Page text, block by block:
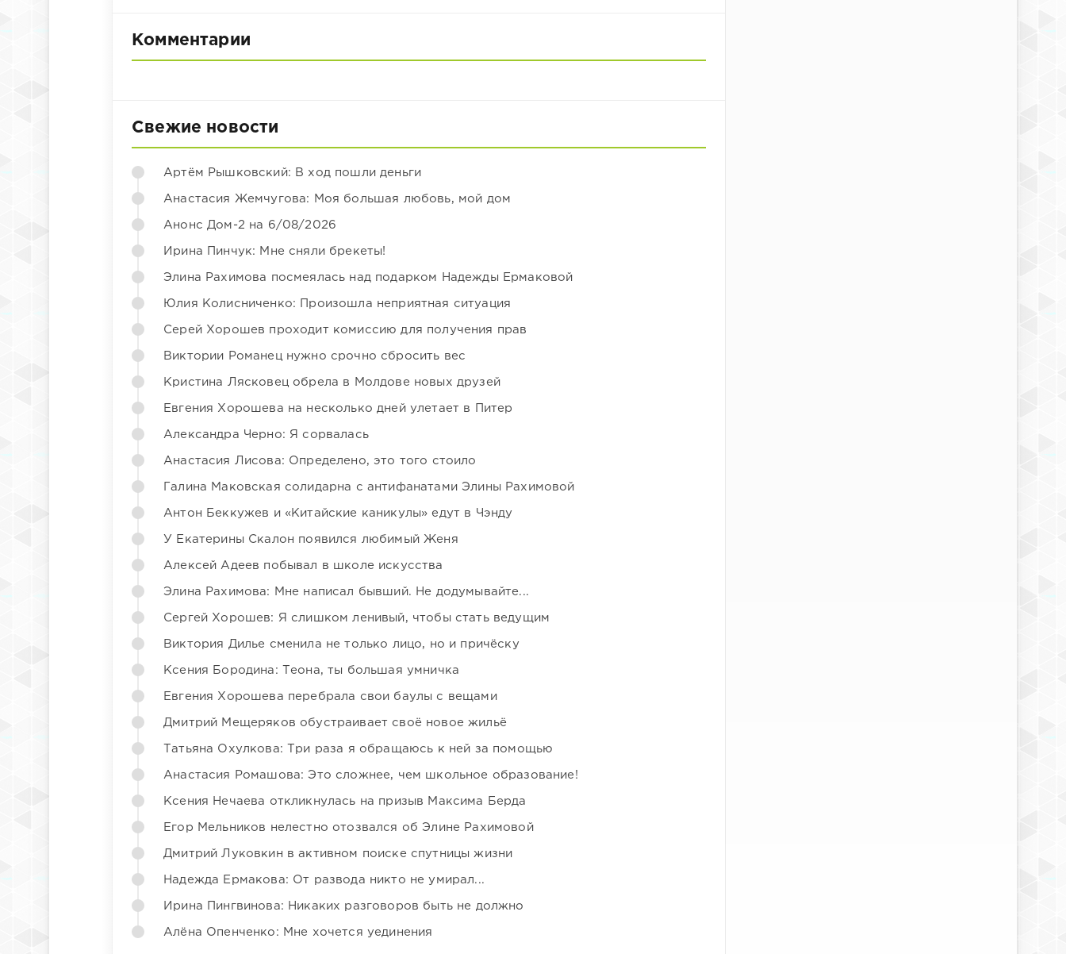
Комментарии
Свежие новости
Артём Рышковский: В ход пошли деньги
Анастасия Жемчугова: Моя большая любовь, мой дом
Анонс Дом-2 на 6/08/2026
Ирина Пинчук: Мне сняли брекеты!
Элина Рахимова посмеялась над подарком Надежды Ермаковой
Юлия Колисниченко: Произошла неприятная ситуация
Серей Хорошев проходит комиссию для получения прав
Виктории Романец нужно срочно сбросить вес
Кристина Лясковец обрела в Молдове новых друзей
Евгения Хорошева на несколько дней улетает в Питер
Александра Черно: Я сорвалась
Анастасия Лисова: Определено, это того стоило
Галина Маковская солидарна с антифанатами Элины Рахимовой
Антон Беккужев и «Китайские каникулы» едут в Чэнду
У Екатерины Скалон появился любимый Женя
Алексей Адеев побывал в школе искусства
Элина Рахимова: Мне написал бывший. Не додумывайте...
Сергей Хорошев: Я слишком ленивый, чтобы стать ведущим
Виктория Дилье сменила не только лицо, но и причёску
Ксения Бородина: Теона, ты большая умничка
Евгения Хорошева перебрала свои баулы с вещами
Дмитрий Мещеряков обустраивает своё новое жильё
Татьяна Охулкова: Три раза я обращаюсь к ней за помощью
Анастасия Ромашова: Это сложнее, чем школьное образование!
Ксения Нечаева откликнулась на призыв Максима Берда
Егор Мельников нелестно отозвался об Элине Рахимовой
Дмитрий Луковкин в активном поиске спутницы жизни
Надежда Ермакова: От развода никто не умирал...
Ирина Пингвинова: Никаких разговоров быть не должно
Алёна Опенченко: Мне хочется уединения